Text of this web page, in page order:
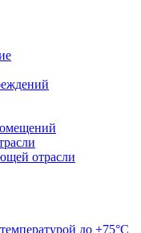
отрасли
до +75°C